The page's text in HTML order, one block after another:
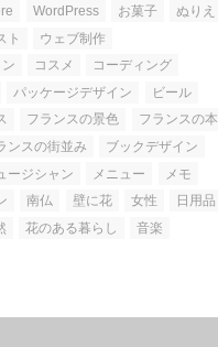
WordPress お菓子
ぬりえ
ト
ウェブ制作
コスメ
コーディング
パッケージデザイン
ビール
フランスの景色
フランスの本
ンスの街並み
ブックデザイン
ージシャン メニュー
メモ
南仏 壁に花 女性
日用品
花のある暮らし
音楽